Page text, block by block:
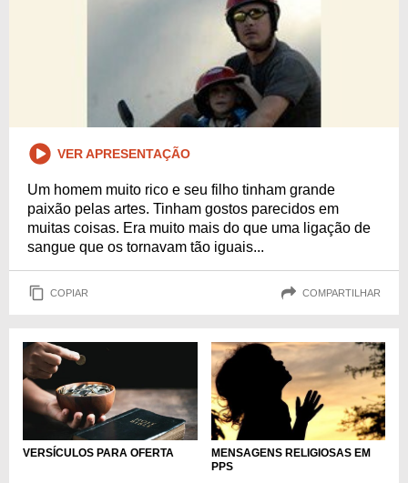
VER APRESENTAÇÃO
Um homem muito rico e seu filho tinham grande
paixão pelas artes. Tinham gostos parecidos em
muitas coisas. Era muito mais do que uma ligação de
sangue que os tornavam tão iguais...
COPIAR COMPARTILHAR
VERSÍCULOS PARA OFERTA
MENSAGENS RELIGIOSAS EM
PPS